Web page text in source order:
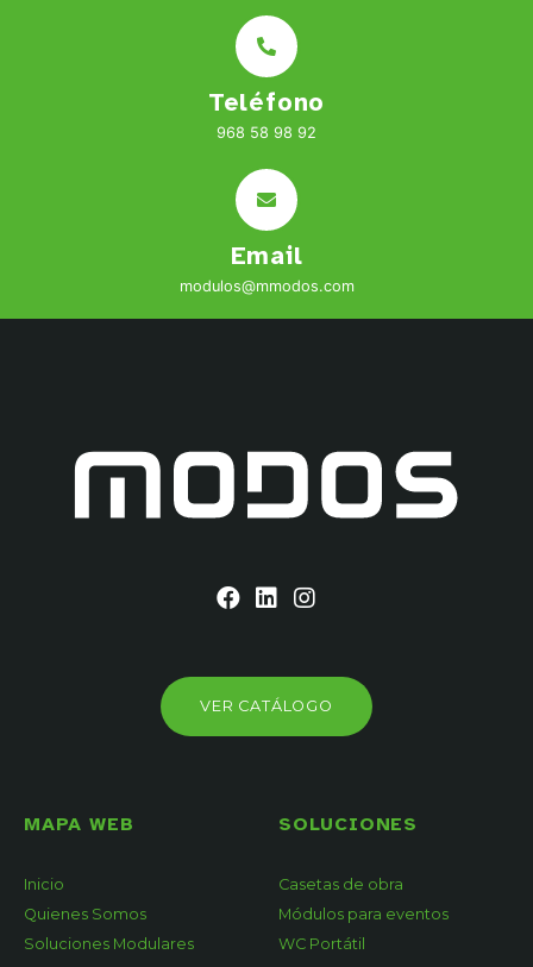
Teléfono
968 58 98 92
Email
modulos@mmodos.com
VER CATÁLOGO
MAPA WEB
Inicio
Quienes Somos
Soluciones Modulares
SOLUCIONES
Casetas de obra
Módulos para eventos
WC Portátil